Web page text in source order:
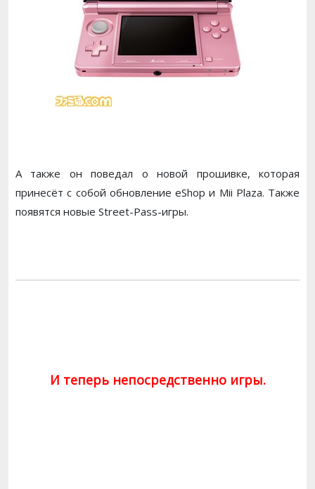
А также он поведал о новой прошивке, которая
принесёт с собой обновление eShop и Mii Plaza. Также
появятся новые Street-Pass-игры.
И теперь непосредственно игры.